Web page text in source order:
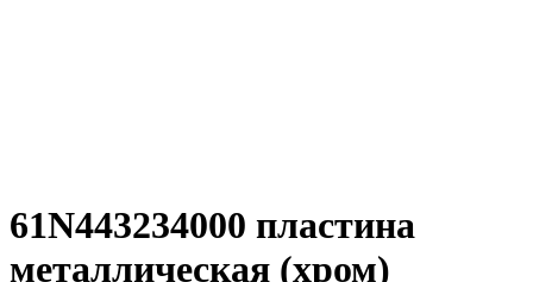
61N443234000 пластина
металлическая (хром)